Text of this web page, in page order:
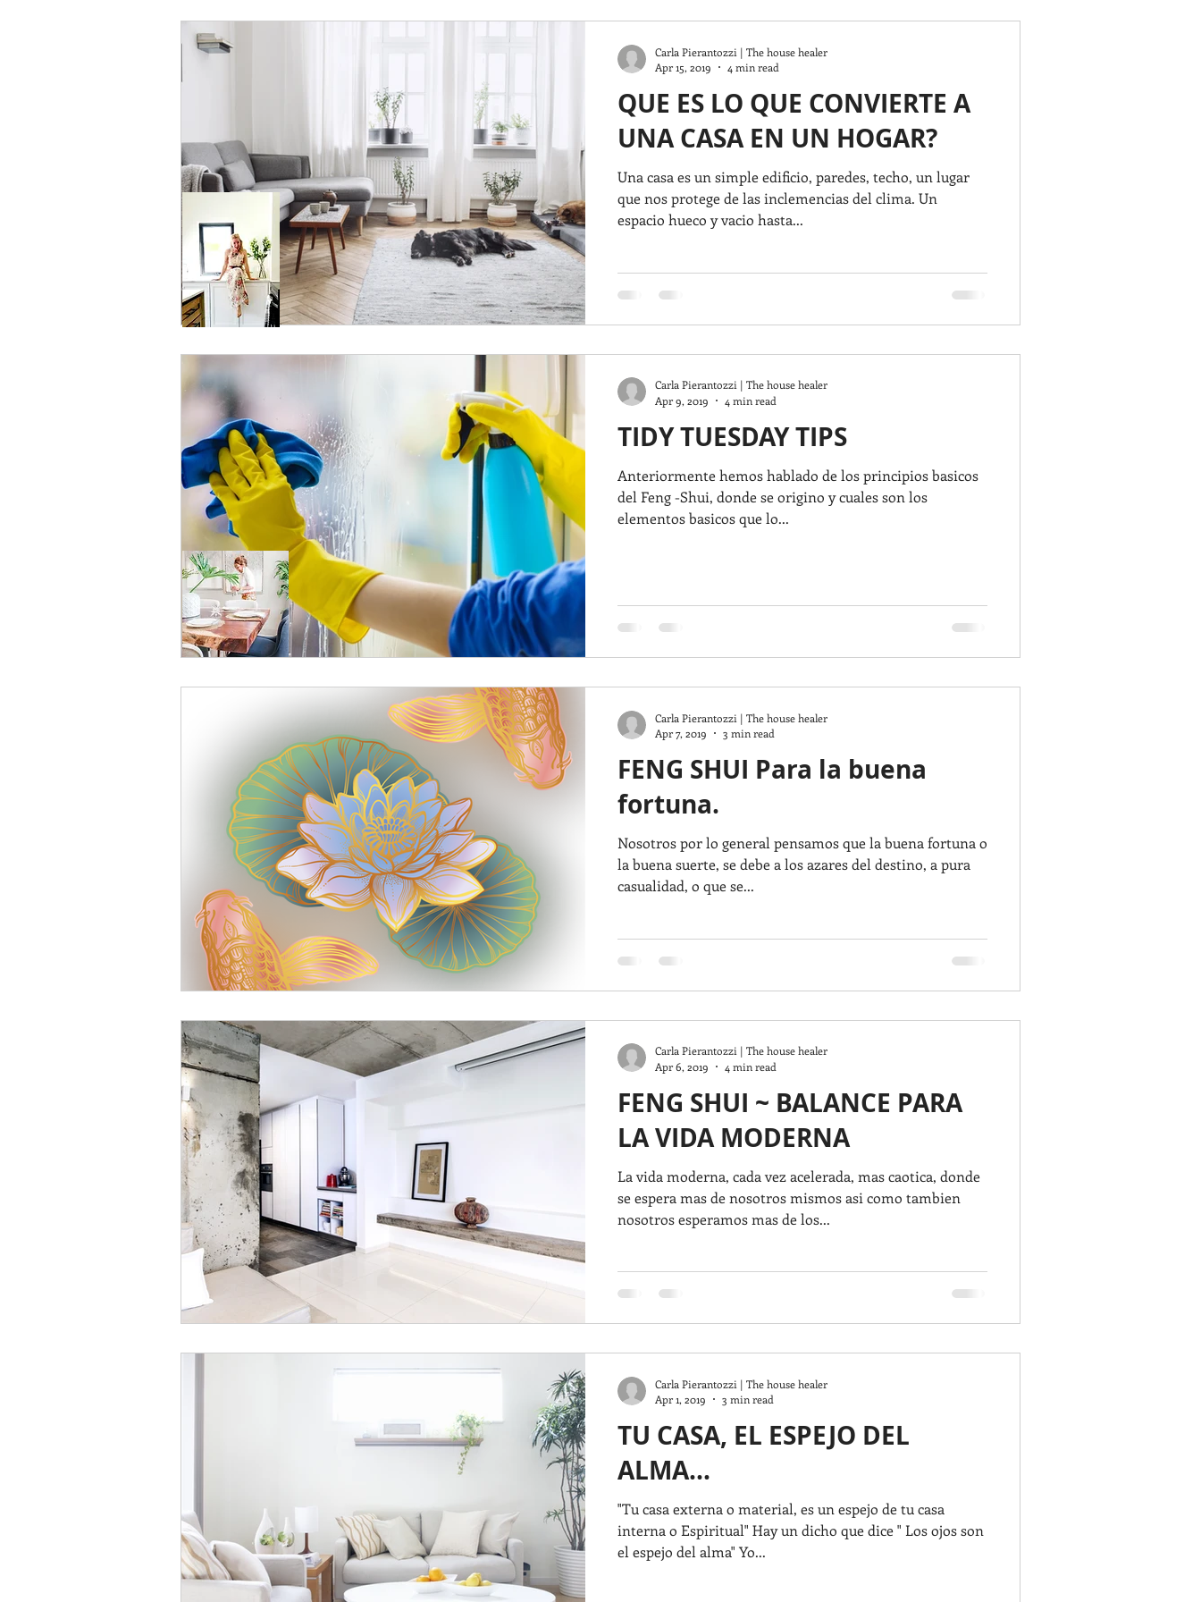
ESTILO DE VIDA
WELLNESS Inyterior Styling VIDA SANA Decoracion de Interiores Cleaning
ESTILO BOHEMIO kitchen remodel estilos de diseno Cocinas remodelacion de cocinas, McAllen,
RGV Pharr FENG SHUI TIPS FENG SHUI CONSULTANT
QUE ES LO QUE CONVIERTE A
UNA CASA EN UN HOGAR?
Una casa es un simple edificio, paredes, techo, un lugar
que nos protege de las inclemencias del clima. Un
espacio hueco y vacio hasta...
Carla Pierantozzi | The house healer
Apr 15, 2019
4 min read
TIDY TUESDAY TIPS
Anteriormente hemos hablado de los principios basicos
del Feng -Shui, donde se origino y cuales son los
elementos basicos que lo...
Carla Pierantozzi | The house healer
Apr 9, 2019
4 min read
FENG SHUI Para la buena
fortuna.
Nosotros por lo general pensamos que la buena fortuna o
la buena suerte, se debe a los azares del destino, a pura
casualidad, o que se...
Carla Pierantozzi | The house healer
Apr 7, 2019
3 min read
FENG SHUI ~ BALANCE PARA
LA VIDA MODERNA
La vida moderna, cada vez acelerada, mas caotica, donde
se espera mas de nosotros mismos asi como tambien
nosotros esperamos mas de los...
Carla Pierantozzi | The house healer
Apr 6, 2019
4 min read
TU CASA, EL ESPEJO DEL
ALMA...
"Tu casa externa o material, es un espejo de tu casa
interna o Espiritual" Hay un dicho que dice " Los ojos son
el espejo del alma" Yo...
Carla Pierantozzi | The house healer
Apr 1, 2019
3 min read